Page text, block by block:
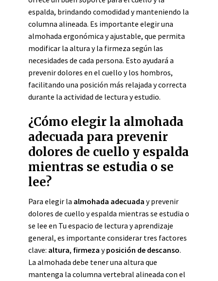
espalda, brindando comodidad y manteniendo la
columna alineada. Es importante elegir una
almohada ergonómica y ajustable, que permita
modificar la altura y la firmeza según las
necesidades de cada persona. Esto ayudará a
prevenir dolores en el cuello y los hombros,
facilitando una posición más relajada y correcta
durante la actividad de lectura y estudio.
¿Cómo elegir la almohada
adecuada para prevenir
dolores de cuello y espalda
mientras se estudia o se
lee?
Para elegir la almohada adecuada y prevenir
dolores de cuello y espalda mientras se estudia o
se lee en Tu espacio de lectura y aprendizaje
general, es importante considerar tres factores
clave: altura, firmeza yposición de descanso.
La almohada debe tener una altura que
mantenga la columna vertebral alineada con el